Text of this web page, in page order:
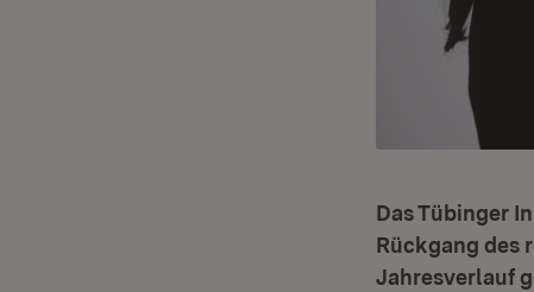
Das Tübinger
Rückgang des
Jahresverlauf